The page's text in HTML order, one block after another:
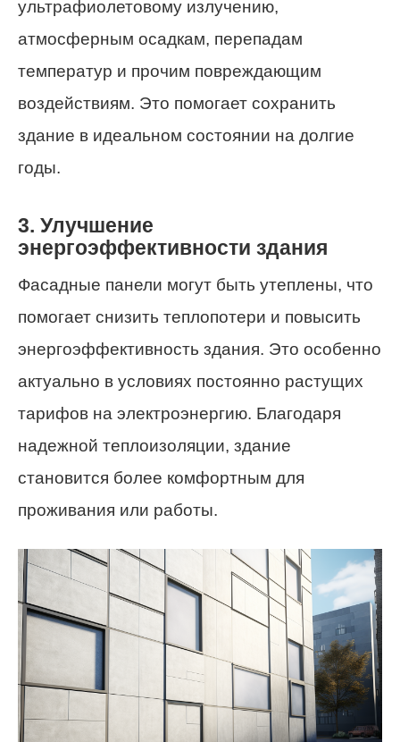
ультрафиолетовому излучению,
атмосферным осадкам, перепадам
температур и прочим повреждающим
воздействиям. Это помогает сохранить
здание в идеальном состоянии на долгие
годы.
3. Улучшение
энергоэффективности здания
Фасадные панели могут быть утеплены, что
помогает снизить теплопотери и повысить
энергоэффективность здания. Это особенно
актуально в условиях постоянно растущих
тарифов на электроэнергию. Благодаря
надежной теплоизоляции, здание
становится более комфортным для
проживания или работы.